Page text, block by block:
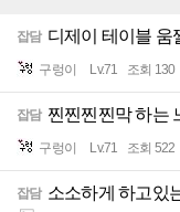
잡담 디제이 테이블 움
구렁이 Lv.71 조회 130
잡담 찐찐찐찐막 하는
구렁이 Lv.71 조회 522
잡담 소소하게 하고있